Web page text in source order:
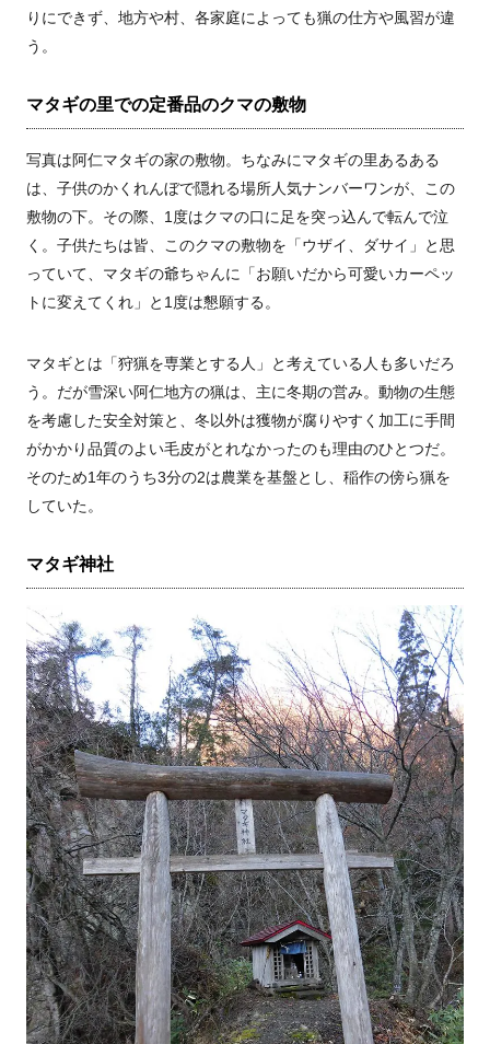
りにできず、地方や村、各家庭によっても猟の仕方や風習が違
う。
マタギの里での定番品のクマの敷物
写真は阿仁マタギの家の敷物。ちなみにマタギの里あるある
は、子供のかくれんぼで隠れる場所人気ナンバーワンが、この
敷物の下。その際、1度はクマの口に足を突っ込んで転んで泣
く。子供たちは皆、このクマの敷物を「ウザイ、ダサイ」と思
っていて、マタギの爺ちゃんに「お願いだから可愛いカーペッ
トに変えてくれ」と1度は懇願する。
マタギとは「狩猟を専業とする人」と考えている人も多いだろ
う。だが雪深い阿仁地方の猟は、主に冬期の営み。動物の生態
を考慮した安全対策と、冬以外は獲物が腐りやすく加工に手間
がかかり品質のよい毛皮がとれなかったのも理由のひとつだ。
そのため1年のうち3分の2は農業を基盤とし、稲作の傍ら猟を
していた。
マタギ神社